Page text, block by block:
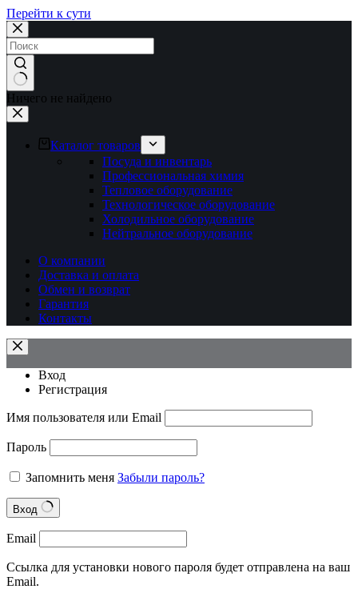
Перейти к сути
Ничего не найдено
Каталог товаров
Посуда и инвентарь
Профессиональная химия
Тепловое оборудование
Технологическое оборудование
Холодильное оборудование
Нейтральное оборудование
О компании
Доставка и оплата
Обмен и возврат
Гарантия
Контакты
Вход
Регистрация
Имя пользователя или Email
Пароль
Запомнить меня Забыли пароль?
Вход
Email
Ссылка для установки нового пароля будет отправлена на ваш
Email.